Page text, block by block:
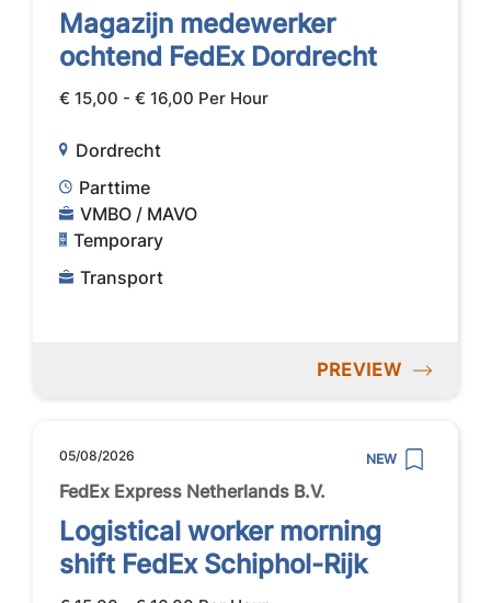
Magazijn medewerker
ochtend FedEx Dordrecht
€ 15,00 - € 16,00 Per Hour
Dordrecht
Parttime
VMBO / MAVO
Temporary
Transport
PREVIEW
05/08/2026 NEW
FedEx Express Netherlands B.V.
Logistical worker morning
shift FedEx Schiphol-Rijk